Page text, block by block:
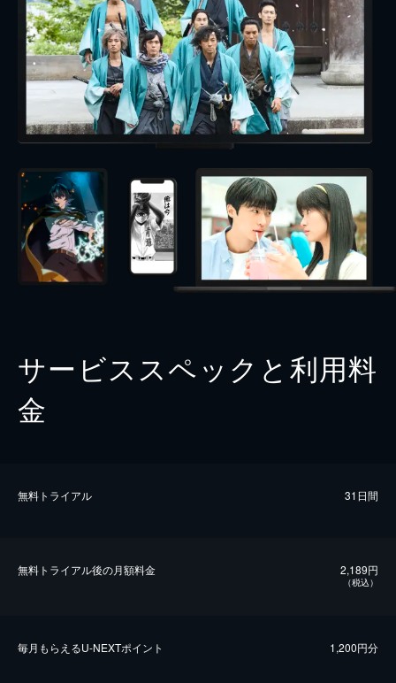
サービススペックと利用料
金
無料トライアル 31日間
無料トライアル後の⽉額料金 2,189円
（税込）
毎⽉もらえるU-NEXTポイント 1,200円分